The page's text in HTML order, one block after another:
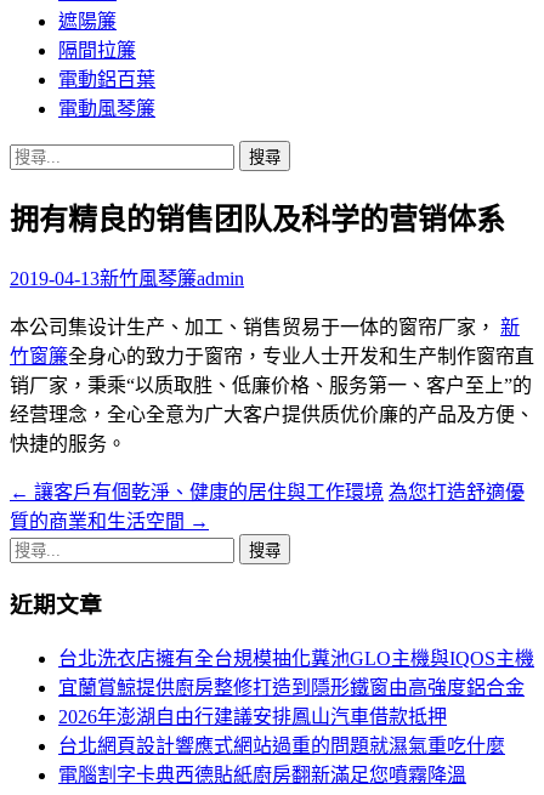
遮陽簾
隔間拉簾
電動鋁百葉
電動風琴簾
搜
關
字:
拥有精良的销售团队及科学的营销体系
2019-04-13新竹風琴簾admin
本公司集设计生产、加工、销售贸易于一体的窗帘厂家， 新
竹窗簾全身心的致力于窗帘，专业人士开发和生产制作窗帘直
销厂家，秉乘“以质取胜、低廉价格、服务第一、客户至上”的
经营理念，全心全意为广大客户提供质优价廉的产品及方便、
快捷的服务。
文
章
航
← 讓客戶有個乾淨、健康的居住與工作環境 為您打造舒適優
質的商業和生活空間 →
搜
關
近期文章
台北洗衣店擁有全台規模抽化糞池GLO主機與IQOS主機
宜蘭賞鯨提供廚房整修打造到隱形鐵窗由高強度鋁合金
2026年澎湖自由行建議安排鳳山汽車借款抵押
台北網頁設計響應式網站過重的問題就濕氣重吃什麼
電腦割字卡典西德貼紙廚房翻新滿足您噴霧降溫